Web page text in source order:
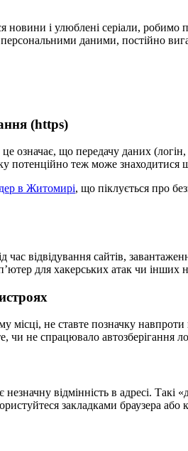
і улюблені серіали,
даними, постійно
(https)
що передачу даних (логін,
потенційно теж може знаходитися
в Житомирі, що піклується про
відвідування сайтів,
для хакерських атак чи інших
не ставте позначку
чи не спрацювало автозберігання
відмінність в адресі.
закладками браузера або